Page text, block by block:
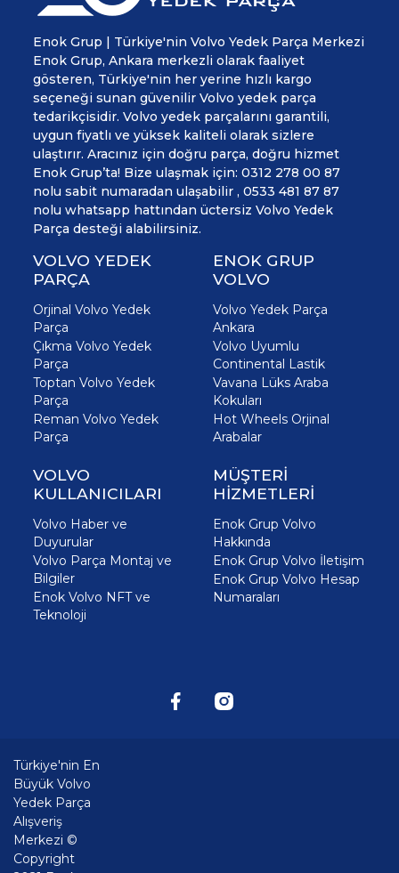
Enok Grup | Türkiye'nin Volvo Yedek Parça Merkezi
Enok Grup, Ankara merkezli olarak faaliyet
gösteren, Türkiye'nin her yerine hızlı kargo
seçeneği sunan güvenilir Volvo yedek parça
tedarikçisidir. Volvo yedek parçalarını garantili,
uygun fiyatlı ve yüksek kaliteli olarak sizlere
ulaştırır. Aracınız için doğru parça, doğru hizmet
Enok Grup’ta! Bize ulaşmak için: 0312 278 00 87
nolu sabit numaradan ulaşabilir , 0533 481 87 87
nolu whatsapp hattından üctersiz Volvo Yedek
Parça desteği alabilirsiniz.
VOLVO YEDEK
PARÇA
Orjinal Volvo Yedek
Parça
Çıkma Volvo Yedek
Parça
Toptan Volvo Yedek
Parça
Reman Volvo Yedek
Parça
ENOK GRUP
VOLVO
Volvo Yedek Parça
Ankara
Volvo Uyumlu
Continental Lastik
Vavana Lüks Araba
Kokuları
Hot Wheels Orjinal
Arabalar
VOLVO
KULLANICILARI
Volvo Haber ve
Duyurular
Volvo Parça Montaj ve
Bilgiler
Enok Volvo NFT ve
Teknoloji
MÜŞTERİ
HİZMETLERİ
Enok Grup Volvo
Hakkında
Enok Grup Volvo İletişim
Enok Grup Volvo Hesap
Numaraları
Türkiye'nin En
Büyük Volvo
Yedek Parça
Alışveriş
Merkezi ©
Copyright